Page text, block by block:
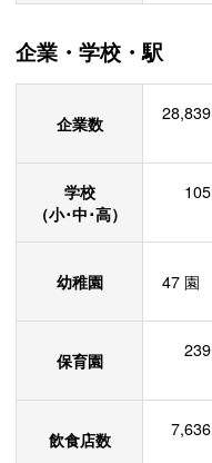
企業・学校・駅
企業数 28,839
学校
（小･中･高）
105
幼稚園 47 園
保育園 239
飲食店数 7,636